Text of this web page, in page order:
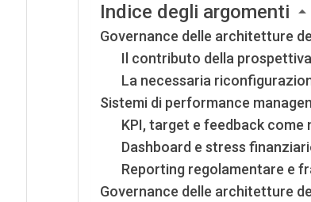
Indice degli argomenti
Governance delle architetture
Il contributo della
La necessaria
Sistemi di performance
KPI, target e feedback come
Dashboard e stress
Reporting regolamentare e
Governance delle architetture